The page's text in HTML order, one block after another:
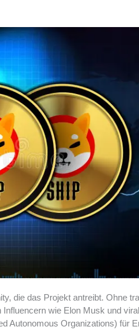
die das Projekt antreibt. Ohne
wie Elon Musk und
Autonomous Organizations) für